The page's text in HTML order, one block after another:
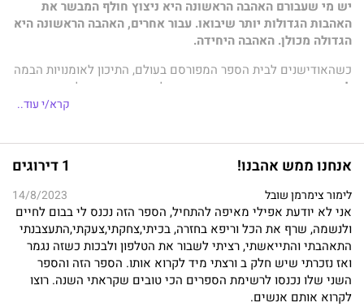
יש מי שעבורם האהבה הראשונה היא ניצוץ חולף המבשר את
האהבות הגדולות יותר שיבואו. עבור אחרים, האהבה הראשונה היא
הגדולה מכולן. האהבה היחידה.
כשהאודישנים לבית הספר המפורסם בעולם, התיכון לאומנויות הבמה
לה גווארדיה,
מפגישים בין שני בני שלוש־עשרה – אורליה רמירז
פרסטון המופנמת וצ'אדוויק דייוויד שופע הביטחון העצמי – המפגש
העיר ניו־יורק היא מגרש השעשועים שלהם, והחברים הכי טובים
צ'אד ואורליה מנווטים את דרכם בגיל ההתבגרות הסוער. הם פורחים,
וכך גם אהבתם. דייט ראשון מביך הופך ללילה של נשיקות מעוררות
חושים, ויחד הם מאבדים את תמימותם.
שנים אחר כך, צ'אד הוא סולן מקועקע ידוע שם – המאסטרו.
קרא/י עוד..
אנחנו ממש אהבנו! 1 דירוגים
לימור צימרמן שובל 14/8/2023
אני לא יודעת אפילי מאיפה להתחיל, הספר הזה נכנס לי בבום לחיים
ולנשמה, שרף את הכל וריפא בחזרה, בכיתי,צחקתי,צעקתי,התעצבנתי
התאהבתי והתייאשתי, רציתי לשבור את הטלפון ולבכות כשזה נגמר
ואז נזכרתי שיש חלק ב ורצתי מיד לקרוא אותו. הספר הזה והספר
השני שלו נכנסו לרשימת הספרים הכי טובים שקראתי השנה. רוצו
לקרוא אותם אנשים.